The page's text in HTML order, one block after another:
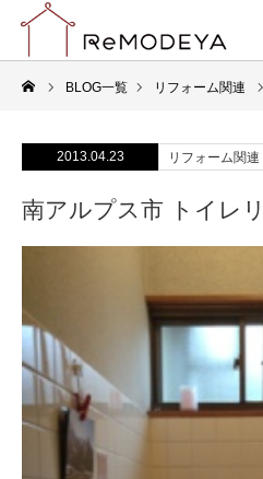
BLOG一覧 リフォーム関連
2013.04.23 リフォーム関連
南アルプス市 トイレ